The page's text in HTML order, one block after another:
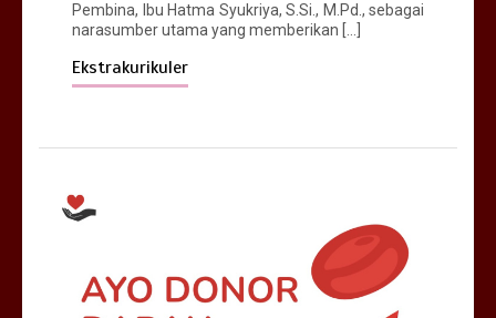
Pembina, Ibu Hatma Syukriya, S.Si., M.Pd., sebagai
narasumber utama yang memberikan […]
Ekstrakurikuler